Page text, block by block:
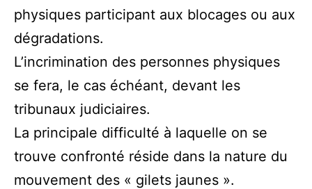
physiques participant aux blocages ou aux
dégradations.
L’incrimination des personnes physiques
se fera, le cas échéant, devant les
tribunaux judiciaires.
La principale difficulté à laquelle on se
trouve confronté réside dans la nature du
mouvement des « gilets jaunes ».